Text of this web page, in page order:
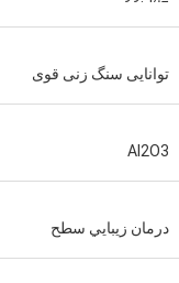
توانایی سنگ زنی قوی
Al2O3
درمان زيبايي سطح